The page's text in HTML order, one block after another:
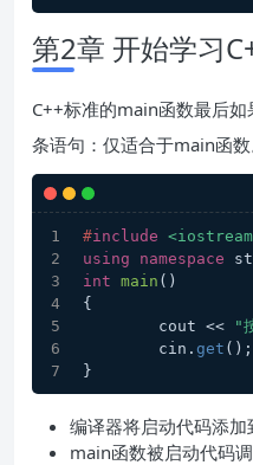
第2章 开始学习
C++标准的main函数最后
条语句：仅适合于main函数
#include
using
namespace
int main ()
{
	cout <<
"
	cin.
get ();
}
编译器将启动代码添加
main函数被启动代码